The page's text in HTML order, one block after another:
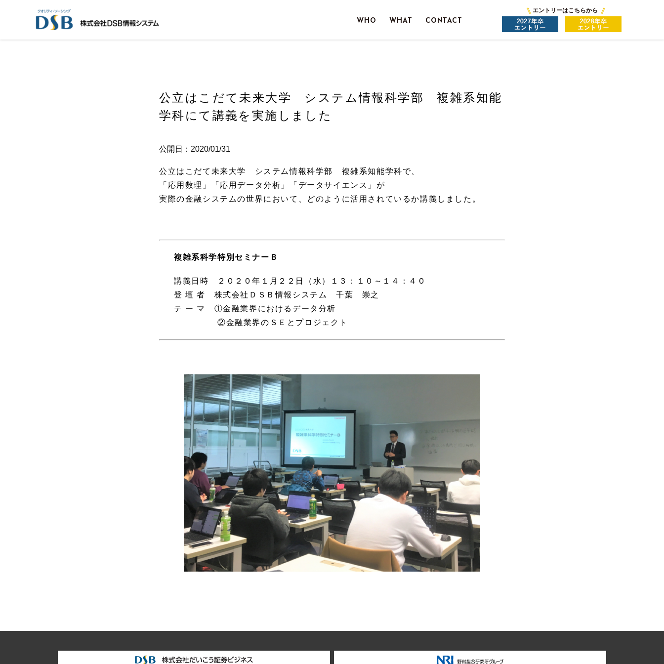
WHO WHAT CONTACT
エントリーはこちらから
公立はこだて未来大学 システム情報科学部 複雑系知能
学科にて講義を実施しました
公開日：2020/01/31
公立はこだて未来大学 システム情報科学部 複雑系知能学科で、
「応用数理」「応用データ分析」「データサイエンス」が
実際の金融システムの世界において、どのように活用されているか講義しました。
複雑系科学特別セミナーＢ
講義日時 ２０２０年１月２２日（水）１３：１０～１４：４０
登 壇 者 株式会社ＤＳＢ情報システム 千葉 崇之
テ ー マ ①金融業界におけるデータ分析
②金融業界のＳＥとプロジェクト